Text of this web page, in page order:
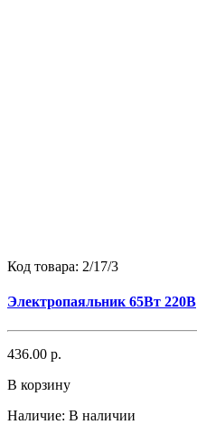
Код товара: 2/17/3
Электропаяльник 65Вт 220В
436.00 р.
В корзину
Наличие: В наличии